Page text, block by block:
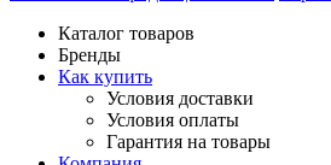
Каталог товаров
Бренды
Как купить
Условия доставки
Условия оплаты
Гарантия на товары